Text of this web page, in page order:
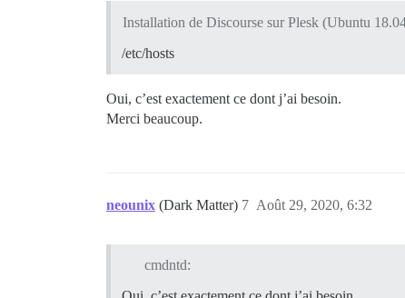
Installation de Discourse sur Plesk (Ubuntu
/etc/hosts
Oui, c’est exactement ce dont j’ai besoin.
Merci beaucoup.
neounix (Dark Matter) Août 29, 2020, 6:32
7
cmdntd: